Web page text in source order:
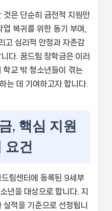
것은 단순히 금전적 지원만
복귀를 위한 동기 부여,
고 심리적 안정과 자존감
다. 꿈드림 장학금은 이러
학교 밖 청소년들이 겪는
는 데 기여하고자 합니다.
, 핵심 지원
요건
림센터에 등록된 9세부
년을 대상으로 합니다. 지
적을 기준으로 선정됩니